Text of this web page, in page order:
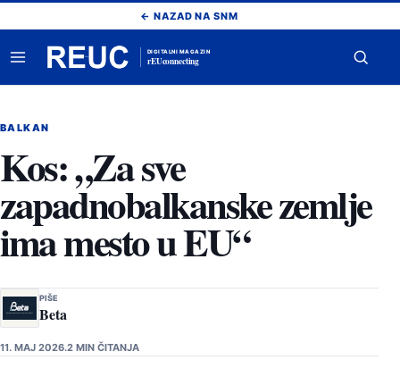
na
sadržaj
← NAZAD NA SNM
Otvori
meni
DIGITALNI MAGAZIN
rEUconnecting
BALKAN
Kos: „Za sve
zapadnobalkanske zemlje
ima mesto u EU“
PIŠE
Beta
11. MAJ 2026.2 MIN ČITANJA